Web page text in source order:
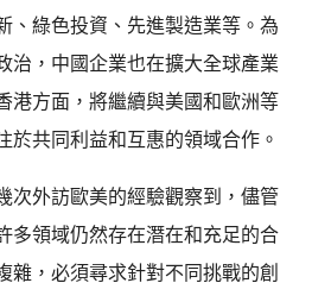
、綠色投資、先進製造業等。為
治，中國企業也在擴大全球產業
港方面，將繼續與美國和歐洲等
於共同利益和互惠的領域合作。
次外訪歐美的經驗觀察到，儘管
多領域仍然存在潛在和充足的合
雜，必須尋求針對不同挑戰的創